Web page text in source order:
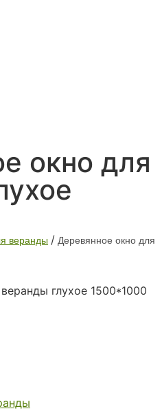
окно для
веранды / Деревянное окно для